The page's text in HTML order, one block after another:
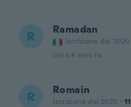
R Ramadan
Iscrizione dal 2020
circa 4 anni fa
R Romain
Iscrizione dal 2020 · 11